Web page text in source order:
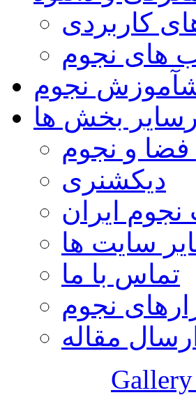
کاربردی
های نجوم
آموزش نجوم
سایر بخش ها
فضا و نجوم
دیکشنری
نجوم ایران
سایت ها
تماس با ما
نجوم
ارسال مقاله
Gallery